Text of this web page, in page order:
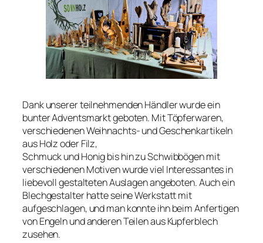
Dank unserer teilnehmenden Händler wurde ein
bunter Adventsmarkt geboten. Mit Töpferwaren,
verschiedenen Weihnachts- und Geschenkartikeln
aus Holz oder Filz,
Schmuck und Honig bis hin zu Schwibbögen mit
verschiedenen Motiven wurde viel Interessantes in
liebevoll gestalteten Auslagen angeboten. Auch ein
Blechgestalter hatte seine Werkstatt mit
aufgeschlagen, und man konnte ihn beim Anfertigen
von Engeln und anderen Teilen aus Kupferblech
zusehen.